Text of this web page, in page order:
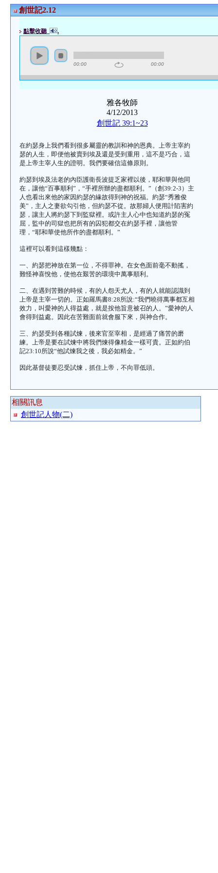
創世記2.12
點擊收聽 .
00:00 00:00
雅各牧師
4/12/2013
創世記 39:1~23
在約瑟身上我們看到很多屬靈的教訓和神的恩典。上帝主宰約
瑟的人生，即便他被賣到埃及還是受到重用，這不是巧合，這
是上帝主宰人生的證明。我們要確信這條原則。
約瑟到埃及法老的內臣護衛長波提乏家裡以後，耶和華與他同
在，讓他“百事順利”，“手裡所辦的盡都順利。”（創 39:2-3 ）主
人也看出來他的家因約瑟的緣故得到神的祝福。約瑟“秀雅俊
美”，主人之妻欲勾引他，但約瑟不從。故那婦人便用計陷害約
瑟，讓主人將約瑟下到監獄裡。或許主人心中也知道約瑟的冤
屈，監中的司獄也把所有的囚犯都交在約瑟手裡，讓他管
理，“耶和華使他所作的盡都順利。”
這裡可以看到這樣幾點：
一、約瑟把神放在第一位，不得罪神。在女色面前毫不動搖，
難怪神喜悅他，使他在艱苦的環境中萬事順利。
二、在遇到苦難的時候，有的人怨天尤人，有的人就能認識到
上帝是主宰一切的。正如羅馬書8:28所說:“我們曉得萬事都互相
效力，叫愛神的人得益處，就是按他旨意被召的人。”愛神的人
會得到益處。因此在苦難面前就會服下來，與神合作。
三、約瑟受到各種試煉，後來官至宰相，是經過了痛苦的磨
練。上帝是要在試煉中將我們煉得像精金一樣可貴。正如約伯
記23:10所說“他試煉我之後，我必如精金。”
因此基督徒要忍受試煉，抓住上帝，不向罪低頭。
相關訊息
創世記人物(二)